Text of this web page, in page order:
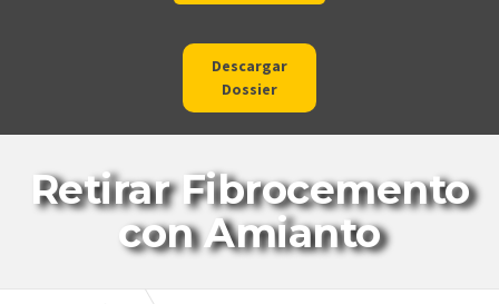
Descargar
Dossier
Retirar Fibrocemento
con Amianto